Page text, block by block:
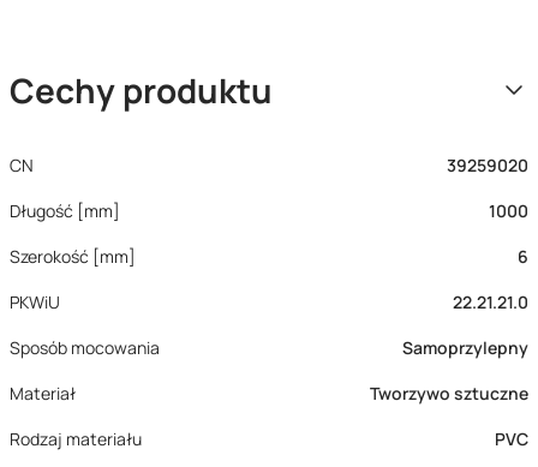
Cechy produktu
CN
39259020
Długość [mm]
1000
Szerokość [mm]
6
PKWiU
22.21.21.0
Sposób mocowania
Samoprzylepny
Materiał
Tworzywo sztuczne
Rodzaj materiału
PVC